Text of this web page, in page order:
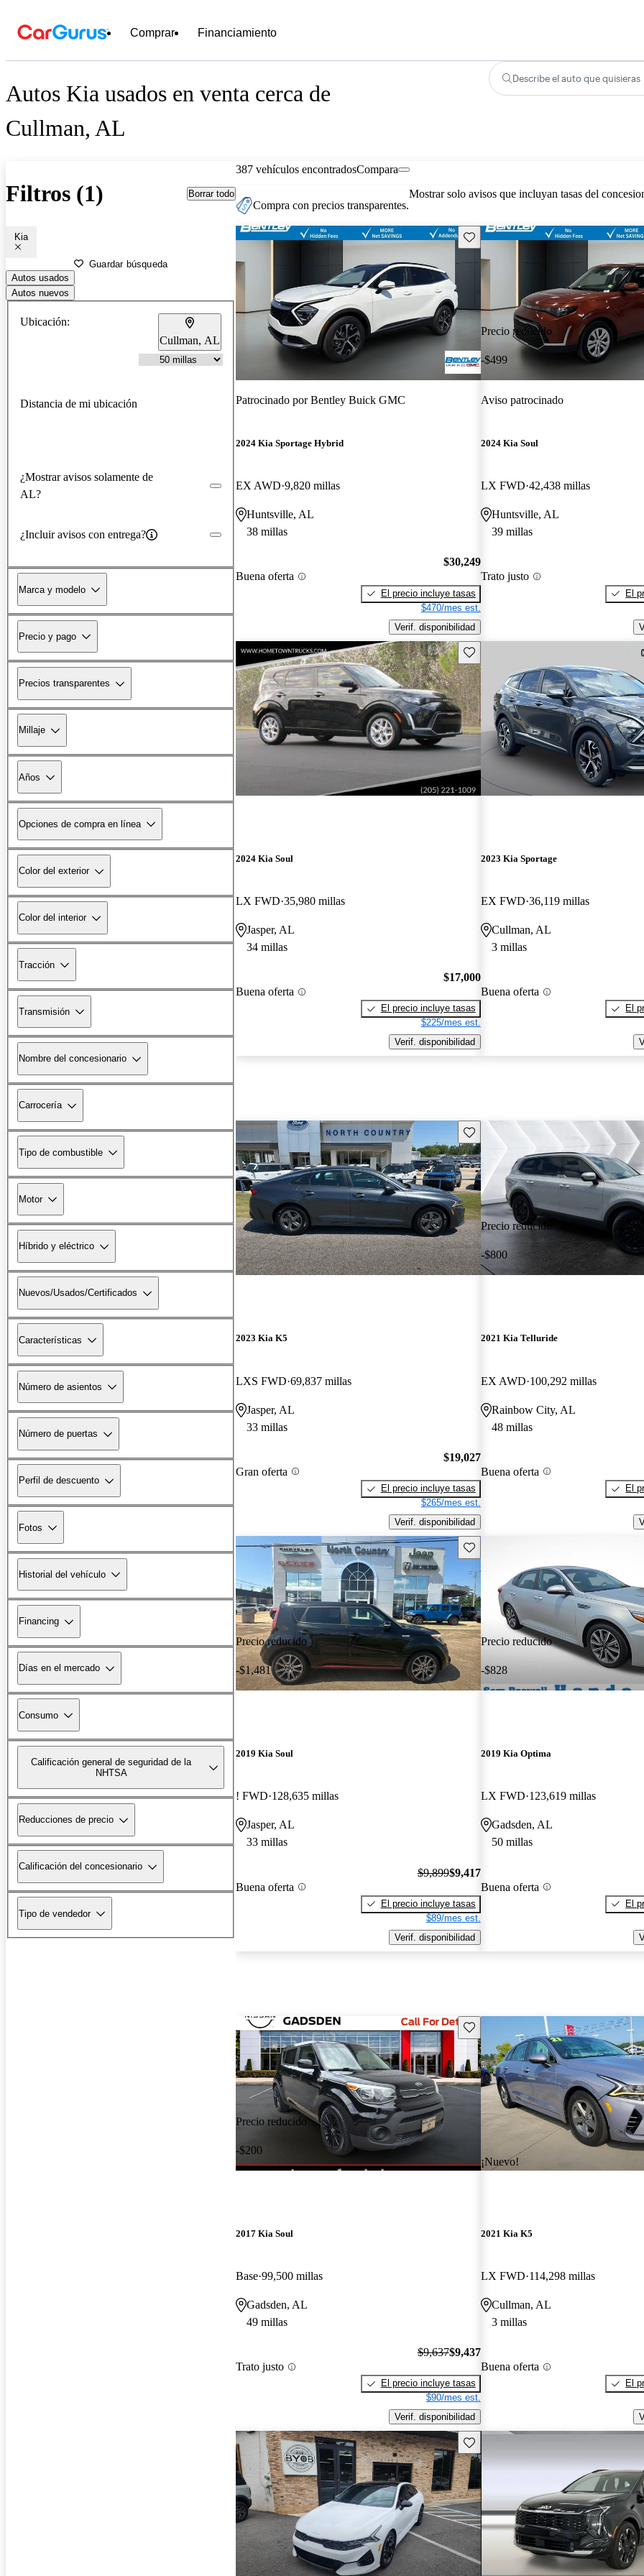
Comprar Financiamiento
Autos Kia usados en venta cerca de
Cullman, AL
Describe el auto que quisieras
Filtros (1) Borrar todo
Kia
Guardar búsqueda
Autos usados
Autos nuevos
Ubicación:
Cullman, AL
Distancia de mi ubicación
¿Mostrar avisos solamente de
AL?
¿Incluir avisos con entrega?
Marca y modelo
Precio y pago
Precios transparentes
Millaje
Años
Opciones de compra en línea
Color del exterior
Color del interior
Tracción
Transmisión
Nombre del concesionario
Carrocería
Tipo de combustible
Motor
Híbrido y eléctrico
Nuevos/Usados/Certificados
Características
Número de asientos
Número de puertas
Perfil de descuento
Fotos
Historial del vehículo
Financing
Días en el mercado
Consumo
Calificación general de seguridad de la
NHTSA
Reducciones de precio
Calificación del concesionario
Tipo de vendedor
387 vehículos encontradosCompara
Compra con precios transparentes.
Mostrar solo avisos que incluyan tasas del
Guarda este Aviso
Patrocinado porBentley Buick GMC
2024 Kia Sportage Hybrid
EX AWD 9,820 millas
Huntsville, AL
38 millas
Buena oferta
$30,249
El precio incluye tasas
$470/mes est.
Verif. disponibilidad
Precio reducido
-$499
Aviso patrocinado
2024 Kia Soul
LX FWD 42,438 millas
Huntsville, AL
39 millas
Trato justo
El
Guarda este Aviso
2024 Kia Soul
LX FWD 35,980 millas
Jasper, AL
34 millas
Buena oferta
$17,000
El precio incluye tasas
$225/mes est.
Verif. disponibilidad
2023 Kia Sportage
EX FWD 36,119 millas
Cullman, AL
3 millas
Buena oferta
El
Guarda este Aviso
2023 Kia K5
LXS FWD 69,837 millas
Jasper, AL
33 millas
Gran oferta
$19,027
El precio incluye tasas
$265/mes est.
Verif. disponibilidad
Precio reducido
-$800
2021 Kia Telluride
EX AWD 100,292 millas
Rainbow City, AL
48 millas
Buena oferta
El
Precio reducido
-$1,481
Guarda este Aviso
2019 Kia Soul
! FWD 128,635 millas
Jasper, AL
33 millas
Buena oferta
$9,899$9,417
El precio incluye tasas
$89/mes est.
Verif. disponibilidad
Precio reducido
-$828
2019 Kia Optima
LX FWD 123,619 millas
Gadsden, AL
50 millas
Buena oferta
El
Precio reducido
-$200
Guarda este Aviso
2017 Kia Soul
Base 99,500 millas
Gadsden, AL
49 millas
Trato justo
$9,637$9,437
El precio incluye tasas
$90/mes est.
Verif. disponibilidad
¡Nuevo!
2021 Kia K5
LX FWD 114,298 millas
Cullman, AL
3 millas
Buena oferta
El
Guarda este Aviso